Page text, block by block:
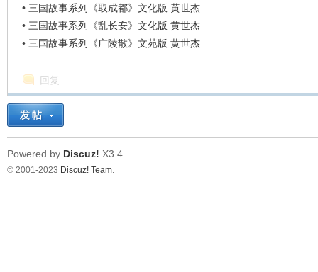
• 三国故事系列《取成都》文化版 黄世杰
• 三国故事系列《乱长安》文化版 黄世杰
• 三国故事系列《广陵散》文苑版 黄世杰
回复
Powered by Discuz! X3.4
© 2001-2023 Discuz! Team.